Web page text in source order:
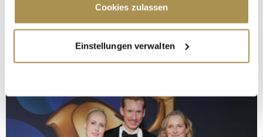
Trigger Symbol ändern oder widerrufen
Informationen über Ihre geografische Lage
erfassen, welche bis auf einige Meter genau sein
bestimmten Merkmalen (Fingerprinting) identifizieren
Erfahren Sie mehr darüber, wie Ihre persönlichen Daten
Cookies zulassen
Einstellungen verwalten